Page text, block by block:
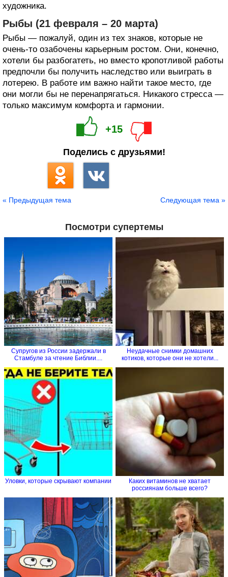
художника.
Рыбы (21 февраля – 20 марта)
Рыбы — пожалуй, один из тех знаков, которые не
очень-то озабочены карьерным ростом. Они, конечно,
хотели бы разбогатеть, но вместо кропотливой работы
предпочли бы получить наследство или выиграть в
лотерею. В работе им важно найти такое место, где
они могли бы не перенапрягаться. Никакого стресса —
только максимум комфорта и гармонии.
+15
Поделись с друзьями!
« Предыдущая тема Следующая тема »
Посмотри супертемы
Супругов из России задержали в
Стамбуле за чтение Библии....
Неудачные снимки домашних
котиков, которые они не хотели...
Уловки, которые скрывают компании
Каких витаминов не хватает
россиянам больше всего?